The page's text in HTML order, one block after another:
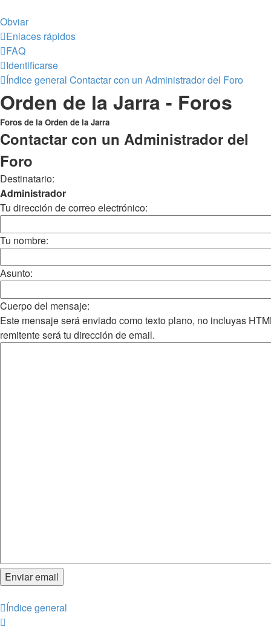
Obviar
Enlaces rápidos
FAQ
Identificarse
Índice general Contactar con un Administrador del Foro
Orden de la Jarra - Foros
Foros de la Orden de la Jarra
Contactar con un Administrador del
Foro
Destinatario:
Administrador
Tu dirección de correo electrónico:
Tu nombre:
Asunto:
Cuerpo del mensaje:
Este mensaje será enviado como texto plano, no incluyas
remitente será tu dirección de email.
Índice general